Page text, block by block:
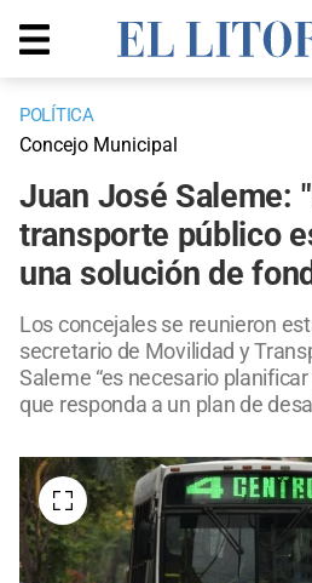
POLÍTICA
Concejo Municipal
Juan José Saleme:
transporte público
una solución de
Los concejales se reunieron
secretario de Movilidad y
Saleme “es necesario
que responda a un plan de